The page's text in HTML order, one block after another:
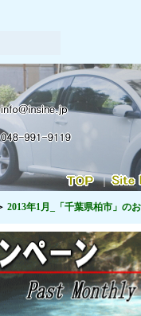
｜
2013年1月_「千葉県柏市」の